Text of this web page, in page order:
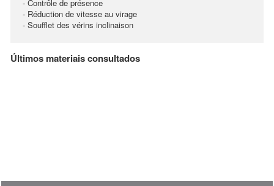
- Contrôle de présence
- Réduction de vitesse au virage
- Soufflet des vérins inclinaison
Últimos materiais consultados